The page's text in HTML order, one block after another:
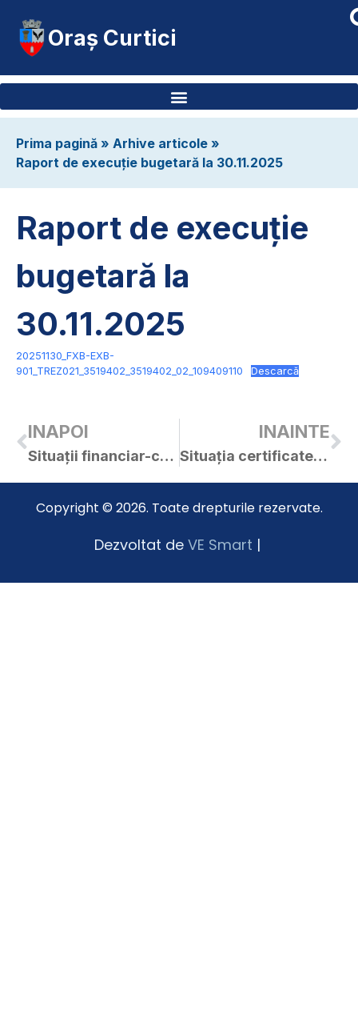
Oraș Curtici
Prima pagină » Arhive articole »
Raport de execuție bugetară la 30.11.2025
Raport de execuție
bugetară la
30.11.2025
20251130_FXB-EXB-
901_TREZ021_3519402_3519402_02_109409110
Descarcă
INAPOI
Situații financiar-contabile la 30.09.2025
INAINTE
Situația certificatelor de urbanism și a autorizațiilor de construire emise în luna octombrie 2025
Copyright © 2026. Toate drepturile rezervate.
Dezvoltat de VE Smart |